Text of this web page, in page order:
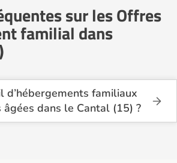
sur les Offres
familial dans
d’hébergements familiaux
âgées dans le Cantal (15) ?
on recense actuellement